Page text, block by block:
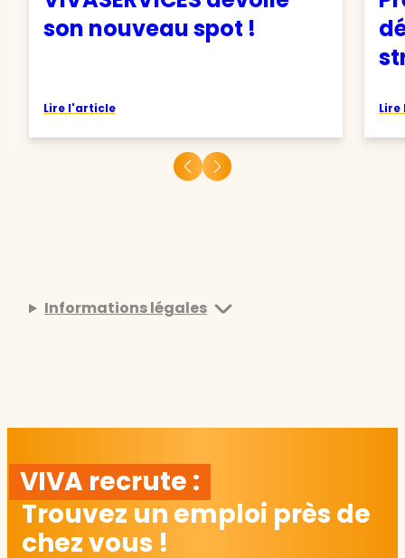
son nouveau spot !
Lire l'article
Informations légales
VIVA recrute :
Trouvez un emploi près de
chez vous !